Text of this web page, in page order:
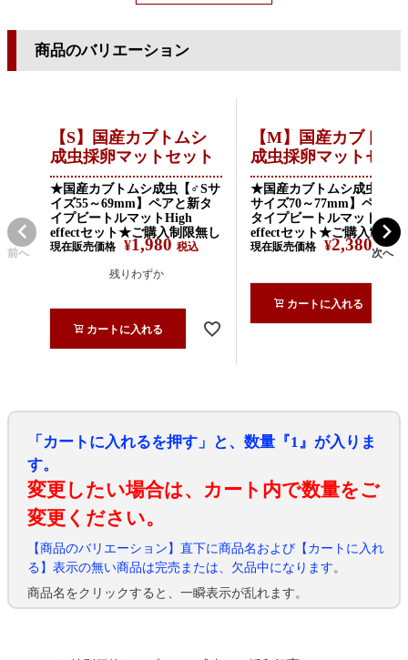
商品のバリエーション
前へ
【S】国産カブトムシ
成虫採卵マットセット
★国産カブトムシ成虫【♂Sサ
イズ55～69mm】ペアと新タ
イプビートルマットHigh
effectセット★ご購入制限無し
現在販売価格 ¥1,980 税込
残りわずか
カートに入れる
【M】国産カブトム
成虫採卵マットセッ
★国産カブトムシ成虫【
サイズ70～77mm】ペアと
タイプビートルマットHigh
effectセット★ご購入制限
現在販売価格 ¥2,380 税込
カートに入れる
次へ
「カートに入れるを押す」と、数量『1』が入りま
す。
変更したい場合は、カート内で数量をご
変更ください。
【商品のバリエーション】直下に商品名および【カートに入れ
る】表示の無い商品は完売または、欠品中になります。
商品名をクリックすると、一瞬表示が乱れます。